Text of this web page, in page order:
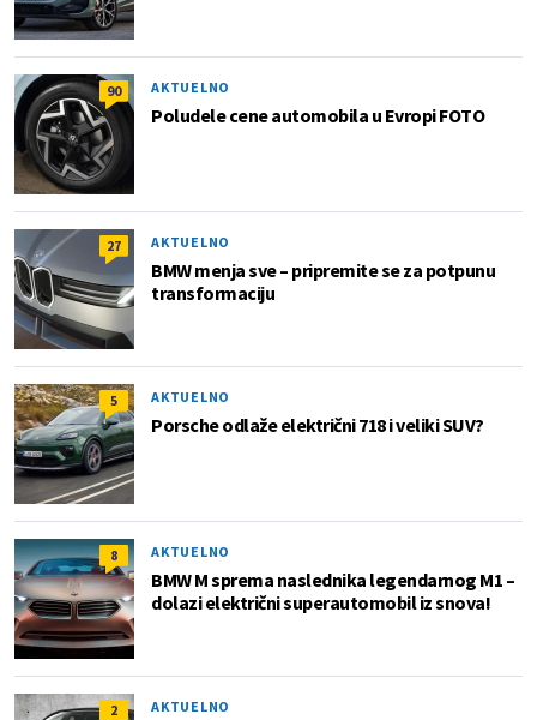
90 AKTUELNO
Poludele cene automobila u Evropi FOTO
27 AKTUELNO
BMW menja sve – pripremite se za potpunu
transformaciju
5 AKTUELNO
Porsche odlaže električni 718 i veliki SUV?
8 AKTUELNO
BMW M sprema naslednika legendarnog M1 –
dolazi električni superautomobil iz snova!
2 AKTUELNO